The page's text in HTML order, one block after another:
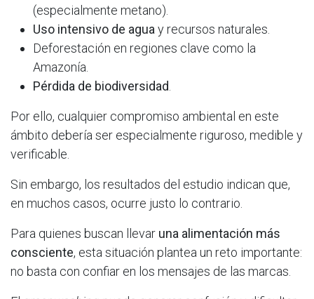
(especialmente metano).
Uso intensivo de aguay recursos naturales.
Deforestación en regiones clave como la
Amazonía.
Pérdida de biodiversidad.
Por ello, cualquier compromiso ambiental en este
ámbito debería ser especialmente riguroso, medible y
verificable.
Sin embargo, los resultados del estudio indican que,
en muchos casos, ocurre justo lo contrario.
Para quienes buscan llevar una alimentación más
consciente, esta situación plantea un reto importante:
no basta con confiar en los mensajes de las marcas.